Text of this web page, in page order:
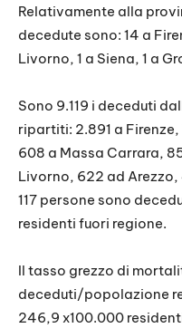
Relativamente alla
decedute sono: 14 a
Livorno, 1 a Siena, 1 a
Sono 9.119 i deceduti
ripartiti: 2.891 a
608 a Massa Carrara,
Livorno, 622 ad
117 persone sono
residenti fuori regione.
Il tasso grezzo di
deceduti/popolazione
246,9 x100.000